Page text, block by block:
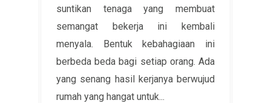
suntikan tenaga yang membuat
semangat bekerja ini kembali
menyala. Bentuk kebahagiaan ini
berbeda beda bagi setiap orang. Ada
yang senang hasil kerjanya berwujud
rumah yang hangat untuk...